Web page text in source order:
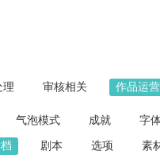
理 审核相关 作品运营
气泡模式 成就 字
剧本 选项 素